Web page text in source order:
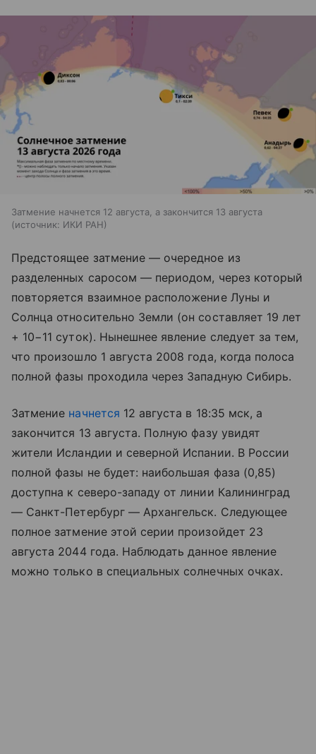
Затмение начнется 12 августа, а закончится 13 августа
источник: ИКИ РАН
Предстоящее затмение — очередное из
разделенных саросом — периодом, через который
повторяется взаимное расположение Луны и
Солнца относительно Земли (он составляет 19 лет
+ 10−11 суток). Нынешнее явление следует за тем,
что произошло 1 августа 2008 года, когда полоса
полной фазы проходила через Западную Сибирь.
Затмение начнется 12 августа в 18:35 мск, а
закончится 13 августа. Полную фазу увидят
жители Исландии и северной Испании. В России
полной фазы не будет: наибольшая фаза (0,85)
доступна к северо-западу от линии Калининград
— Санкт-Петербург — Архангельск. Следующее
полное затмение этой серии произойдет 23
августа 2044 года. Наблюдать данное явление
можно только в специальных солнечных очках.